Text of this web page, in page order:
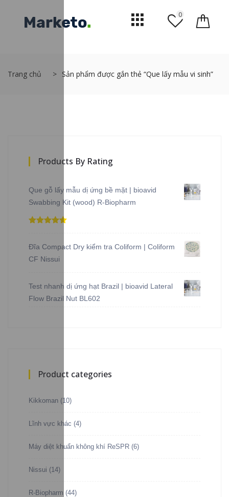
0
Trang chủ Sản phẩm được gắn thẻ “Que lấy mẫu vi sinh”
Products By Rating
Que gỗ lấy mẫu dị ứng bề mặt | bioavid
Swabbing Kit (wood) R-Biopharm
sao
Đĩa Compact Dry kiểm tra Coliform | Coliform
CF Nissui
Test nhanh dị ứng hạt Brazil | bioavid Lateral
Flow Brazil Nut BL602
Product categories
Kikkoman (10)
Lĩnh vực khác (4)
Máy diệt khuẩn không khí ReSPR (6)
Nissui (14)
R-Biopharm (44)